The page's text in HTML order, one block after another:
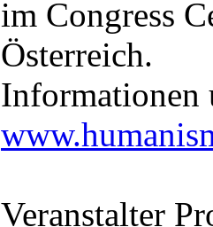
im Congress
Österreich.
Informationen
Veranstalter